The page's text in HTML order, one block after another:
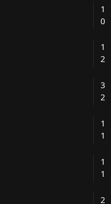
1
0
1
2
3
2
1
1
1
1
2